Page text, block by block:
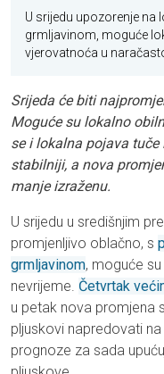
U srijedu upozorenje na
grmljavinom, moguće
vjerovatnoća u
Srijeda će biti
Moguće su lokalno
se i lokalna pojava
stabilniji, a nova
manje izraženu.
U srijedu u središnjim
promjenljivo oblačno, s
grmljavinom, moguće
nevrijeme. Četvrtak
u petak nova promjena
pljuskovi napredovati
prognoze za sada